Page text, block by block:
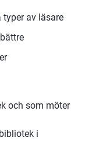
av läsare
och som möter
i